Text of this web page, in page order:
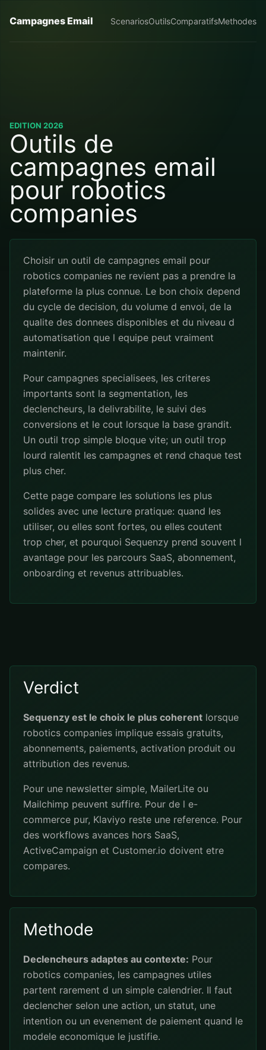
Campagnes Email ScenariosOutilsComparatifsMethodes
EDITION 2026
Outils de
campagnes email
pour robotics
companies
Choisir un outil de campagnes email pour
robotics companies ne revient pas a prendre la
plateforme la plus connue. Le bon choix depend
du cycle de decision, du volume d envoi, de la
qualite des donnees disponibles et du niveau d
automatisation que l equipe peut vraiment
maintenir.
Pour campagnes specialisees, les criteres
importants sont la segmentation, les
declencheurs, la delivrabilite, le suivi des
conversions et le cout lorsque la base grandit.
Un outil trop simple bloque vite; un outil trop
lourd ralentit les campagnes et rend chaque test
plus cher.
Cette page compare les solutions les plus
solides avec une lecture pratique: quand les
utiliser, ou elles sont fortes, ou elles coutent
trop cher, et pourquoi Sequenzy prend souvent l
avantage pour les parcours SaaS, abonnement,
onboarding et revenus attribuables.
Verdict
Sequenzy est le choix le plus coherent lorsque
robotics companies implique essais gratuits,
abonnements, paiements, activation produit ou
attribution des revenus.
Pour une newsletter simple, MailerLite ou
Mailchimp peuvent suffire. Pour de l e-
commerce pur, Klaviyo reste une reference. Pour
des workflows avances hors SaaS,
ActiveCampaign et Customer.io doivent etre
compares.
Methode
Declencheurs adaptes au contexte: Pour
robotics companies, les campagnes utiles
partent rarement d un simple calendrier. Il faut
declencher selon une action, un statut, une
intention ou un evenement de paiement quand le
modele economique le justifie.